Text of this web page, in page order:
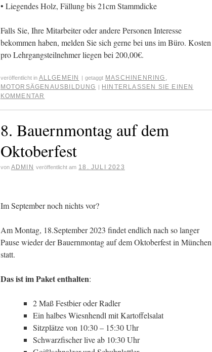
• Liegendes Holz, Fällung bis 21cm Stammdicke
Falls Sie, Ihre Mitarbeiter oder andere Personen Interesse
bekommen haben, melden Sie sich gerne bei uns im Büro. Kosten
pro Lehrgangsteilnehmer liegen bei 200,00€.
veröffentlicht in ALLGEMEIN getaggt MASCHINENRING ,
MOTORSÄGENAUSBILDUNG
HINTERLASSEN SIE EINEN
KOMMENTAR
8. Bauernmontag auf dem
Oktoberfest
von ADMIN veröffentlicht am 18. JULI 2023
Im September noch nichts vor?
Am Montag, 18.September 2023 findet endlich nach so langer
Pause wieder der Bauernmontag auf dem Oktoberfest in München
statt.
Das ist im Paket enthalten:
2 Maß Festbier oder Radler
Ein halbes Wiesnhendl mit Kartoffelsalat
Sitzplätze von 10:30 – 15:30 Uhr
Schwarzfischer live ab 10:30 Uhr